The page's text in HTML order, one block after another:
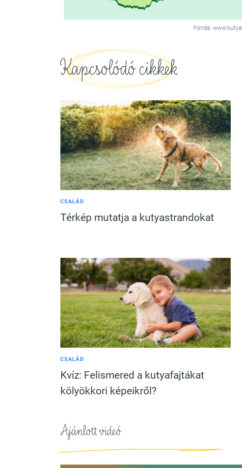
Forrás:
Kapcsolódó cikkek
CSALÁD
Térkép mutatja a kutyastrandokat
CSALÁD
Kvíz: Felismered a kutyafajtákat
kölyökkori képeikről?
Ajánlott videó